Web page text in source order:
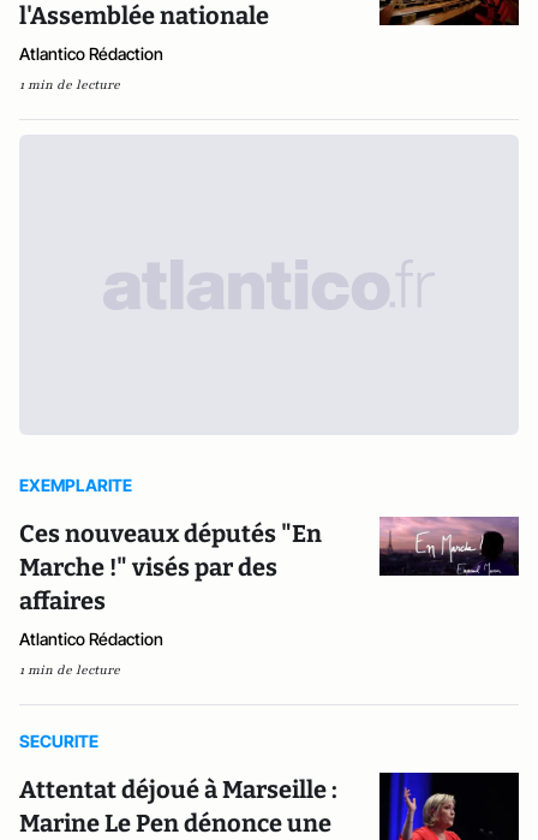
l'Assemblée nationale
Atlantico Rédaction
1 min de lecture
EXEMPLARITE
Ces nouveaux députés "En
Marche !" visés par des
affaires
Atlantico Rédaction
1 min de lecture
SECURITE
Attentat déjoué à Marseille :
Marine Le Pen dénonce une